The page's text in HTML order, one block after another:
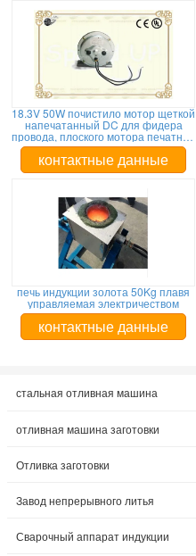
18.3V 50W почистило мотор щеткой
напечатанный DC для фидера
провода, плоского мотора печатной
машины сервопривода
контактные данные
печь индукции золота 50Kg плавя
управляемая электричеством
контактные данные
стальная отливная машина
отливная машина заготовки
Отливка заготовки
Завод непрерывного литья
Сварочный аппарат индукции